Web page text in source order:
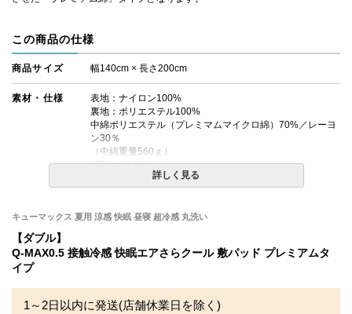
この商品の仕様
商品サイズ 幅140cm × 長さ200cm
素材・仕様
表地：ナイロン100%
裏地：ポリエステル100%
中綿ポリエステル（プレミマムマイクロ綿）70%／レーヨ
ン30％
（中綿重量560ｇ）
4隅にゴム付き
備考
・タンブラー乾燥機のご使用は絶対にお避けください。
・配送日指定OK！
合があります。
※できる限り実際の色を再現するよう心がけております
詳しく見る
キューマックス 夏用 涼感 快眠 昼寝 超冷感 丸洗い
【ダブル】
Q-MAX0.5 接触冷感 快眠エアさらクール 敷パッド プレミアムタ
イプ
1～2日以内に発送(店舗休業日を除く)